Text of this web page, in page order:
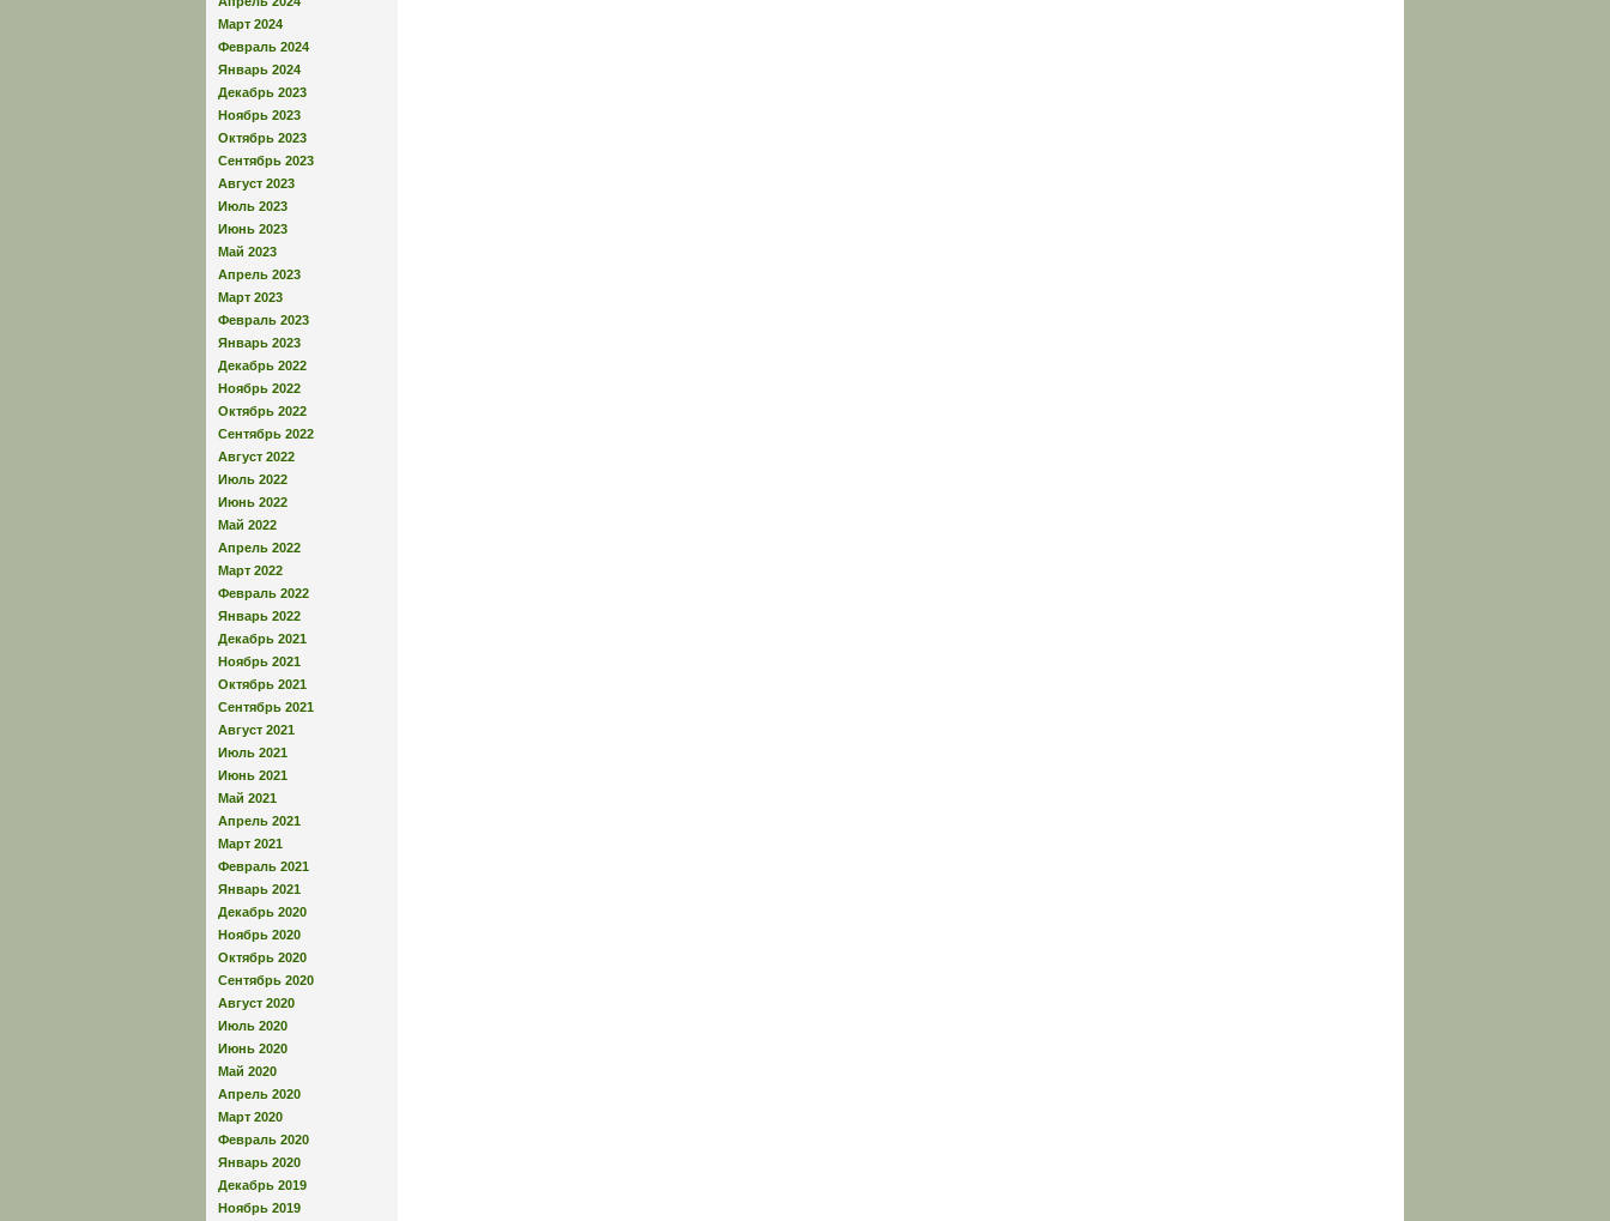
Март 2024
Февраль 2024
Январь 2024
Декабрь 2023
Ноябрь 2023
Октябрь 2023
Сентябрь 2023
Август 2023
Июль 2023
Июнь 2023
Май 2023
Апрель 2023
Март 2023
Февраль 2023
Январь 2023
Декабрь 2022
Ноябрь 2022
Октябрь 2022
Сентябрь 2022
Август 2022
Июль 2022
Июнь 2022
Май 2022
Апрель 2022
Март 2022
Февраль 2022
Январь 2022
Декабрь 2021
Ноябрь 2021
Октябрь 2021
Сентябрь 2021
Август 2021
Июль 2021
Июнь 2021
Май 2021
Апрель 2021
Март 2021
Февраль 2021
Январь 2021
Декабрь 2020
Ноябрь 2020
Октябрь 2020
Сентябрь 2020
Август 2020
Июль 2020
Июнь 2020
Май 2020
Апрель 2020
Март 2020
Февраль 2020
Январь 2020
Декабрь 2019
Ноябрь 2019